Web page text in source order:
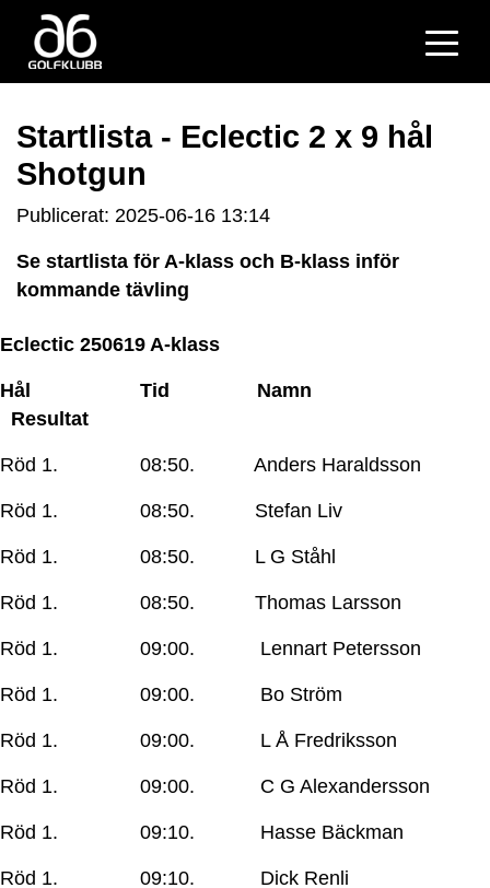
Startlista - Eclectic 2 x 9 hål
Shotgun
Publicerat: 2025-06-16 13:14
Se startlista för A-klass och B-klass inför
kommande tävling
Eclectic 250619 A-klass
Hål Tid Namn
Resultat
Röd 1. 08:50. Anders Haraldsson
Röd 1. 08:50. Stefan Liv
Röd 1. 08:50. L G Ståhl
Röd 1. 08:50. Thomas Larsson
Röd 1. 09:00. Lennart Petersson
Röd 1. 09:00. Bo Ström
Röd 1. 09:00. L Å Fredriksson
Röd 1. 09:00. C G Alexandersson
Röd 1. 09:10. Hasse Bäckman
Röd 1. 09:10. Dick Renli